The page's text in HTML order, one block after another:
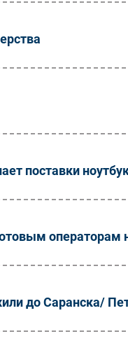
поставки
операторам
до Саранска/